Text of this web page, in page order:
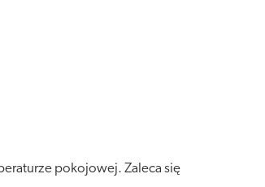
pokojowej. Zaleca się